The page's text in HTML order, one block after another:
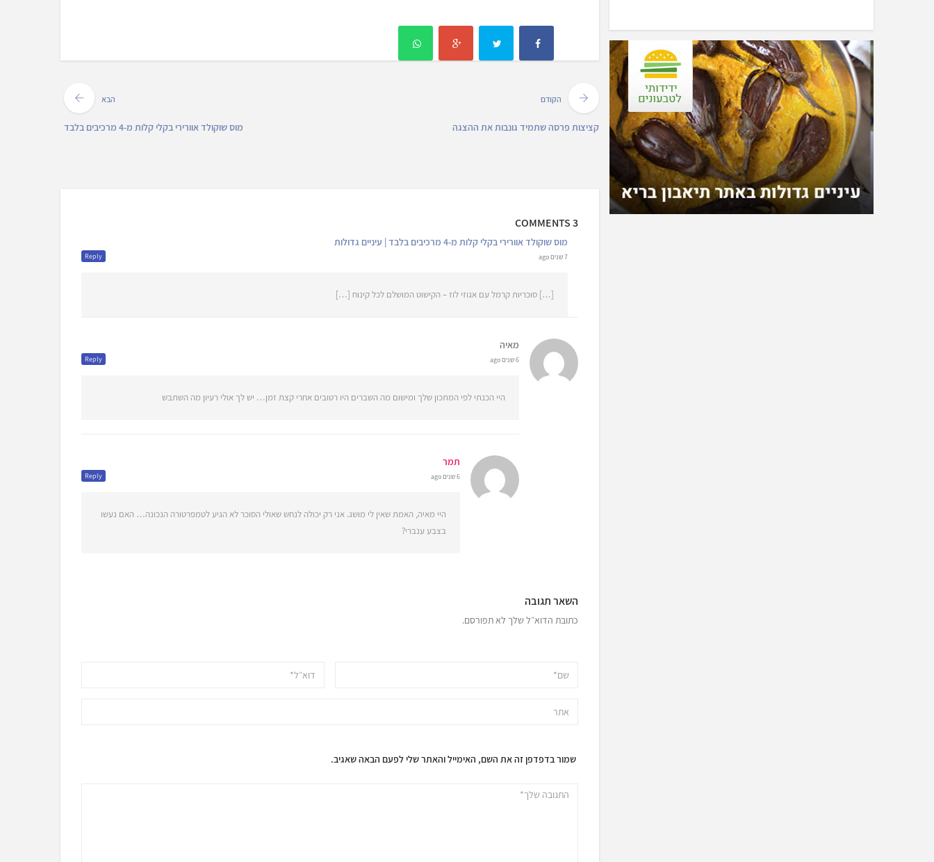
הקודם
קציצות פרסה שתמיד גונבות את ההצגה
הבא
מוס שוקולד אוורירי בקלי קלות מ-4 מרכיבים בלבד
3 COMMENTS
מוס שוקולד אוורירי בקלי קלות מ-4 מרכיבים בלבד | עיניים גדולות
7 שנים ago Reply
[…] סוכריות קרמל עם אגוזי לוז – הקישוט המושלם לכל קינוח […]
מאיה
6 שנים ago Reply
היי הכנתי לפי המתכון שלך ומישום מה השברים היו רטובים אחרי קצת זמן… יש לך אולי רעיון מה השתבש
תמר
6 שנים ago Reply
היי מאיה, האמת שאין לי מושג. אני רק יכולה לנחש שאולי הסוכר לא הגיע לטמפרטורה הנכונה… האם נעשו
בצבע ענברי?
השאר תגובה
כתובת הדוא״ל שלך לא תפורסם.
שמור בדפדפן זה את השם, האימייל והאתר שלי לפעם הבאה שאגיב.